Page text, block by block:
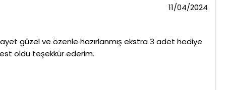
11/04/2024
güzel ve özenle hazırlanmış ekstra 3 adet hediye
oldu teşekkür ederim.